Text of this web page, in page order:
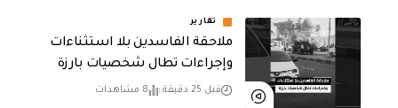
تقارير
ملاحقة الفاسدين بلا استثناءات
وإجراءات تطال شخصيات بارزة
قبل 25 دقيقة 8 مشاهدات